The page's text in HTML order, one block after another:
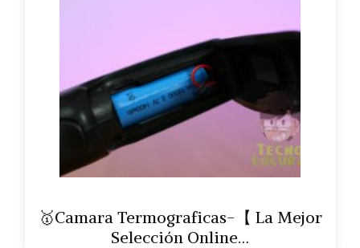
🥇Camara Termograficas-【 La Mejor
Selección Online…